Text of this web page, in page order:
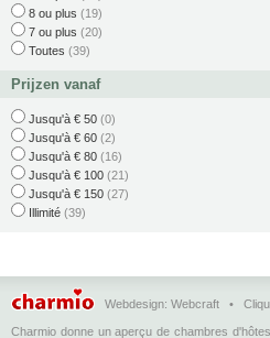
8 ou plus (19)
7 ou plus (20)
Toutes (39)
Prijzen vanaf
Jusqu'à € 50 (0)
Jusqu'à € 60 (2)
Jusqu'à € 80 (16)
Jusqu'à € 100 (21)
Jusqu'à € 150 (27)
Illimité (39)
Webdesign: Webcraft •
Charmio donne un aperçu de chambres